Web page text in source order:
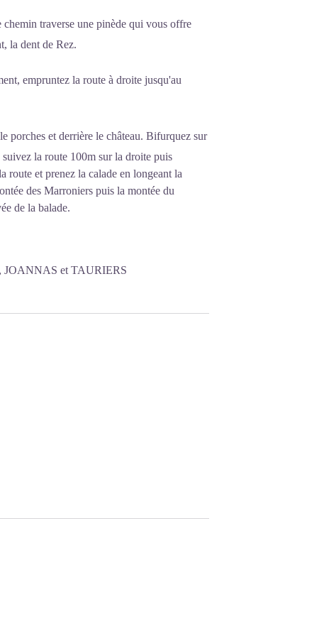
traverse une pinède qui vous offre
la dent de Rez.
empruntez la route à droite jusqu'au
porches et derrière le château. Bifurquez sur
la route 100m sur la droite puis
route et prenez la calade en longeant la
des Marroniers puis la montée du
de la balade.
et TAURIERS